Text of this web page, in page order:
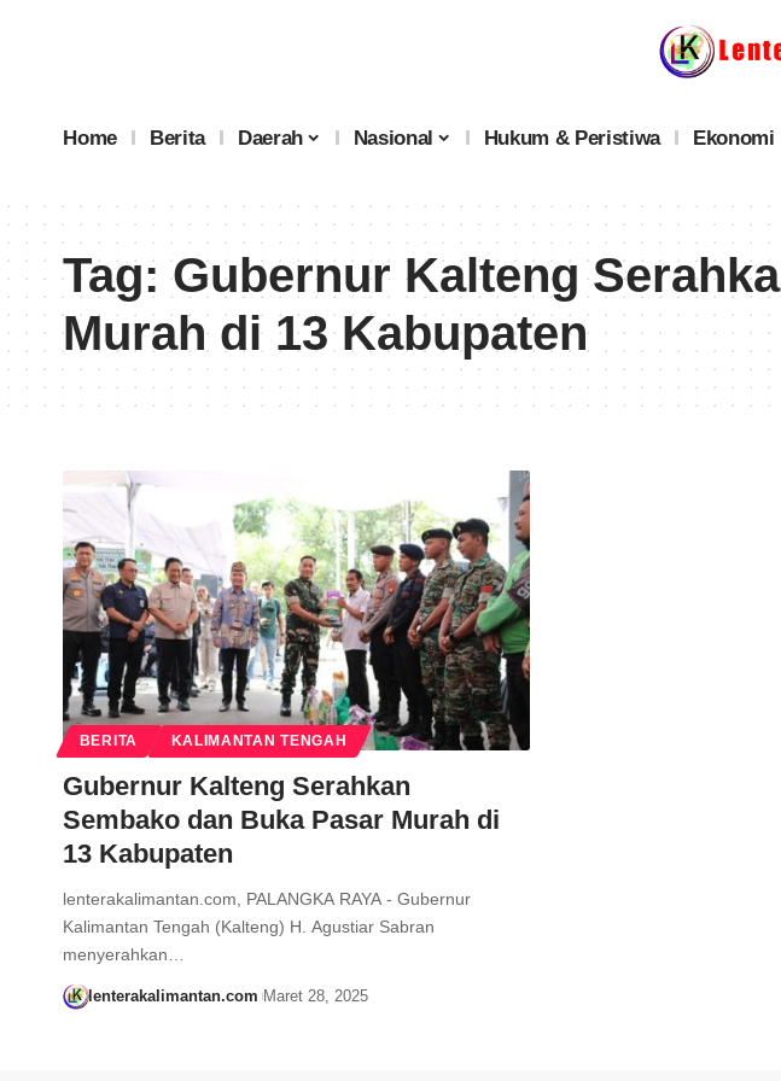
Home Berita Daerah Nasional Hukum & Peristiwa Ekonomi
Tag:Gubernur Kalteng
Murah di 13 Kabupaten
BERITA KALIMANTAN TENGAH
Gubernur Kalteng Serahkan
Sembako dan Buka Pasar Murah di
13 Kabupaten
lenterakalimantan.com, PALANGKA RAYA - Gubernur
Kalimantan Tengah (Kalteng) H. Agustiar Sabran
menyerahkan…
lenterakalimantan.com Maret 28, 2025